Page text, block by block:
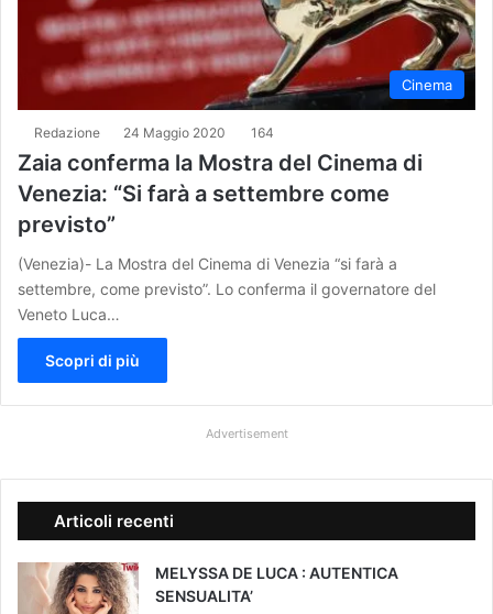
Cinema
Redazione 24 Maggio 2020 164
Zaia conferma la Mostra del Cinema di
Venezia: “Si farà a settembre come
previsto”
(Venezia)- La Mostra del Cinema di Venezia “si farà a
settembre, come previsto”. Lo conferma il governatore del
Veneto Luca…
Scopri di più
Advertisement
Articoli recenti
MELYSSA DE LUCA : AUTENTICA
SENSUALITA’